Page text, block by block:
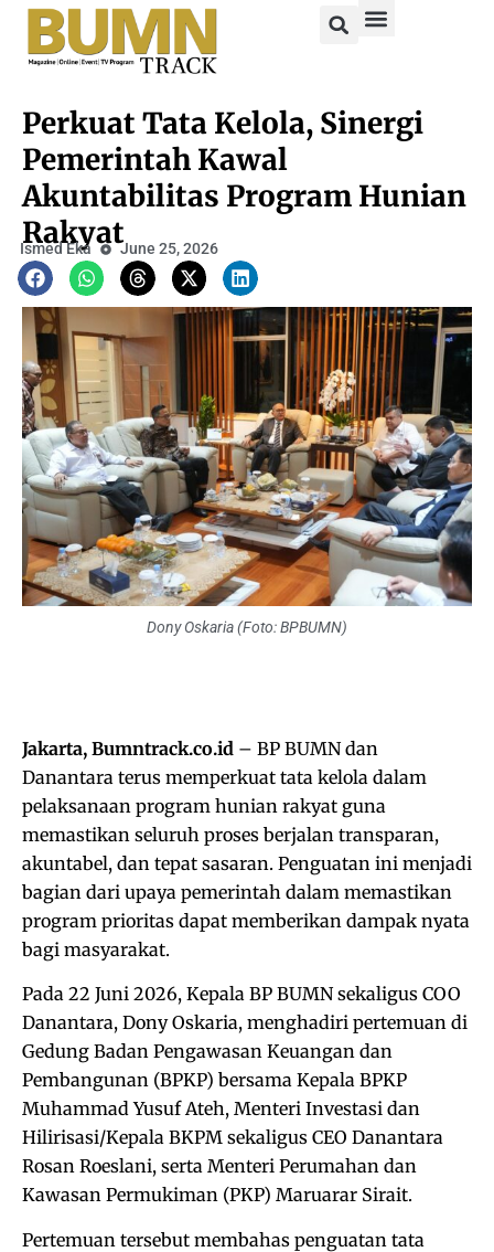
Perkuat Tata Kelola, Sinergi
Pemerintah Kawal
Akuntabilitas Program Hunian
Rakyat
Ismed Eka June 25, 2026
Dony Oskaria (Foto: BPBUMN)
Jakarta, Bumntrack.co.id – BP BUMN dan
Danantara terus memperkuat tata kelola dalam
pelaksanaan program hunian rakyat guna
memastikan seluruh proses berjalan transparan,
akuntabel, dan tepat sasaran. Penguatan ini menjadi
bagian dari upaya pemerintah dalam memastikan
program prioritas dapat memberikan dampak nyata
bagi masyarakat.
Pada 22 Juni 2026, Kepala BP BUMN sekaligus COO
Danantara, Dony Oskaria, menghadiri pertemuan di
Gedung Badan Pengawasan Keuangan dan
Pembangunan (BPKP) bersama Kepala BPKP
Muhammad Yusuf Ateh, Menteri Investasi dan
Hilirisasi/Kepala BKPM sekaligus CEO Danantara
Rosan Roeslani, serta Menteri Perumahan dan
Kawasan Permukiman (PKP) Maruarar Sirait.
Pertemuan tersebut membahas penguatan tata